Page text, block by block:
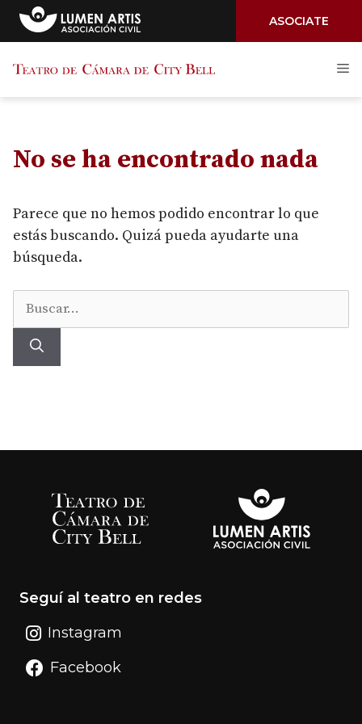
ASOCIATE
contenido
No se ha encontrado nada
Parece que no hemos podido encontrar lo que
estás buscando. Quizá pueda ayudarte una
búsqueda.
Seguí al teatro en redes
Instagram
Facebook